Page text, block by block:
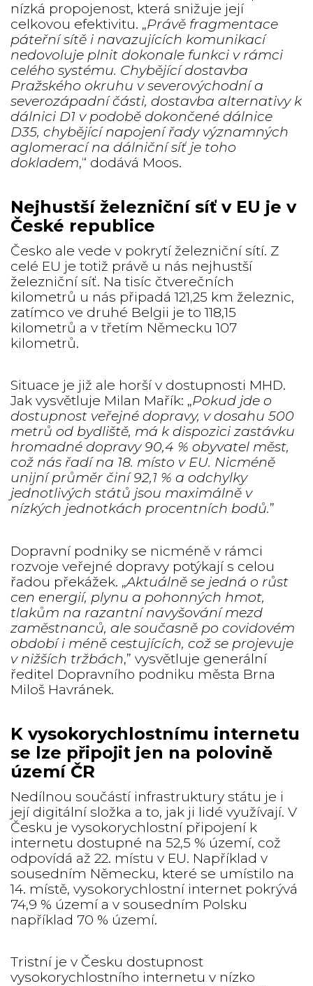
nízká propojenost, která snižuje její
celkovou efektivitu. „Právě fragmentace
páteřní sítě i navazujících komunikací
nedovoluje plnit dokonale funkci v rámci
celého systému. Chybějící dostavba
Pražského okruhu v severovýchodní a
severozápadní části, dostavba alternativy k
dálnici D1 v podobě dokončené dálnice
D35, chybějící napojení řady významných
aglomerací na dálniční síť je toho
dokladem,“ dodává Moos.
Nejhustší železniční síť v EU je v
České republice
Česko ale vede v pokrytí železniční sítí. Z
celé EU je totiž právě u nás nejhustší
železniční síť. Na tisíc čtverečních
kilometrů u nás připadá 121,25 km železnic,
zatímco ve druhé Belgii je to 118,15
kilometrů a v třetím Německu 107
kilometrů.
Situace je již ale horší v dostupnosti MHD.
Jak vysvětluje Milan Mařík: „Pokud jde o
dostupnost veřejné dopravy, v dosahu 500
metrů od bydliště, má k dispozici zastávku
hromadné dopravy 90,4 % obyvatel měst,
což nás řadí na 18. místo v EU. Nicméně
unijní průměr činí 92,1 % a odchylky
jednotlivých států jsou maximálně v
nízkých jednotkách procentních bodů.”
Dopravní podniky se nicméně v rámci
rozvoje veřejné dopravy potýkají s celou
řadou překážek. „Aktuálně se jedná o růst
cen energií, plynu a pohonných hmot,
tlakům na razantní navyšování mezd
zaměstnanců, ale současně po covidovém
období i méně cestujících, což se projevuje
v nižších tržbách,” vysvětluje generální
ředitel Dopravního podniku města Brna
Miloš Havránek.
K vysokorychlostnímu internetu
se lze připojit jen na polovině
území ČR
Nedílnou součástí infrastruktury státu je i
její digitální složka a to, jak ji lidé využívají. V
Česku je vysokorychlostní připojení k
internetu dostupné na 52,5 % území, což
odpovídá až 22. místu v EU. Například v
sousedním Německu, které se umístilo na
14. místě, vysokorychlostní internet pokrývá
74,9 % území a v sousedním Polsku
například 70 % území.
Tristní je v Česku dostupnost
vysokorychlostního internetu v nízko